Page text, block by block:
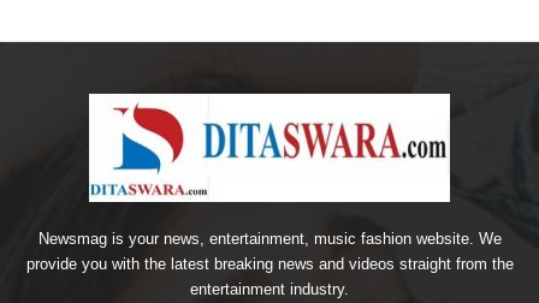
Newsmag is your news, entertainment, music fashion website. We
provide you with the latest breaking news and videos straight from the
entertainment industry.